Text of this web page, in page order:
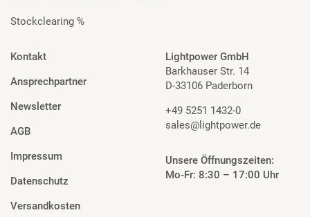
Stockclearing %
Kontakt
Ansprechpartner
Newsletter
AGB
Impressum
Datenschutz
Versandkosten
Lightpower GmbH
Barkhauser Str. 14
D-33106 Paderborn
+49 5251 1432-0
sales@lightpower.de
Unsere Öffnungszeiten:
Mo-Fr: 8:30 – 17:00 Uhr